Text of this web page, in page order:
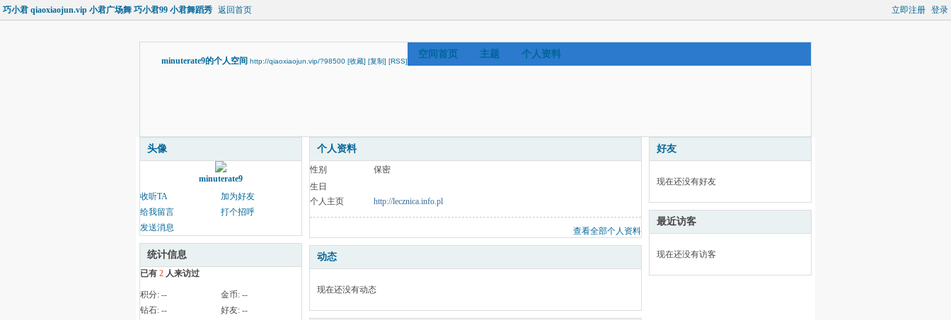
立即注册 登录
巧小君 qiaoxiaojun.vip 小君广场舞 巧小君99 小君舞蹈秀 返回首页
minuterate9的个人空间 http://qiaoxiaojun.vip/?98500 [收藏] [复制] [RSS]
空间首页 主题 个人资料
头像
minuterate9
收听TA
加为好友
给我留言
打个招呼
发送消息
统计信息
已有 2 人来访过
积分: -- 金币: --
钻石: -- 好友: --
个人资料
性别
保密
生日
个人主页
http://lecznica.info.pl
查看全部个人资料
动态
现在还没有动态
好友
现在还没有好友
最近访客
现在还没有访客